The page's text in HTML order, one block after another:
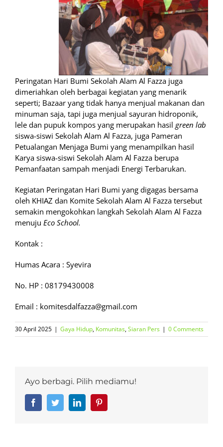
Peringatan Hari Bumi Sekolah Alam Al Fazza juga
dimeriahkan oleh berbagai kegiatan yang menarik
seperti; Bazaar yang tidak hanya menjual makanan dan
minuman saja, tapi juga menjual sayuran hidroponik,
lele dan pupuk kompos yang merupakan hasil green lab
siswa-siswi Sekolah Alam Al Fazza, juga Pameran
Petualangan Menjaga Bumi yang menampilkan hasil
Karya siswa-siswi Sekolah Alam Al Fazza berupa
Pemanfaatan sampah menjadi Energi Terbarukan.
Kegiatan Peringatan Hari Bumi yang digagas bersama
oleh KHIAZ dan Komite Sekolah Alam Al Fazza tersebut
semakin mengokohkan langkah Sekolah Alam Al Fazza
menuju Eco School.
Kontak :
Humas Acara : Syevira
No. HP : 08179430008
Email : komitesdalfazza@gmail.com
30 April 2025 | Gaya Hidup, Komunitas,Siaran Pers | 0 Comments
Ayo berbagi. Pilih mediamu!
FacebookTwitterLinkedIn